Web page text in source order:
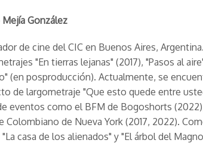
González
de cine del CIC en Buenos Aires,
"En tierras lejanas" (2017), "Pasos al
(en posproducción). Actualmente, se
de largometraje "Que esto quede entre
eventos como el BFM de Bogoshorts
Colombiano de Nueva York (2017, 2022).
casa de los alienados" y "El árbol del